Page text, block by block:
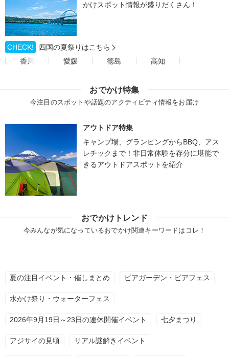
かけスポット情報が盛りだくさん！
CHECK!
四国の夏祭りはこちら
香川
愛媛 徳島 高知
おでかけ特集
今注目のスポットや話題のアクティビティ情報をお届け
アウトドア特集
キャンプ場、グランピングからBBQ、アス
レチックまで！非日常体験を存分に堪能で
きるアウトドアスポットを紹介
おでかけトレンド
今みんなが気になっているおでかけ関連キーワードはコレ！
夏の注目イベント・催しまとめ ビアガーデン・ビアフェス
水かけ祭り・ウォーターフェス
2026年9月19日～23日の連休開催イベント 七夕まつり
アジサイの見頃 リアル謎解きイベント